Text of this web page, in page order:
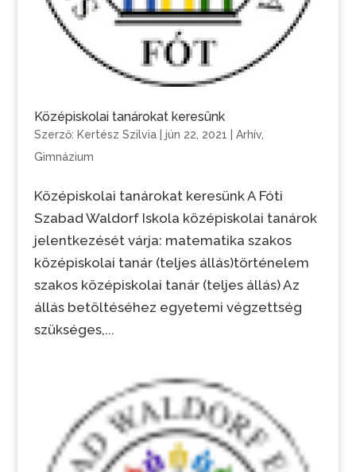
Középiskolai tanárokat keresünk
Szerző: Kertész Szilvia| jún 22, 2021 Arhív,
Gimnázium
Középiskolai tanárokat keresünk A Fóti
Szabad Waldorf Iskola középiskolai tanárok
jelentkezését várja: matematika szakos
középiskolai tanár (teljes állás)történelem
szakos középiskolai tanár (teljes állás) Az
állás betöltéséhez egyetemi végzettség
szükséges,...